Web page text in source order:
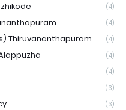
(4)
(4)
Thiruvananthapuram (4)
(4)
(4)
(3)
(3)